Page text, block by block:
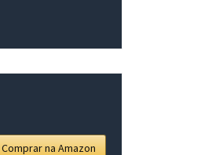
Comprar na Amazon